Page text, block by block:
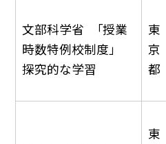
文部科学省 「授業
時数特例校制度」
探究的な学習
東
京
都
東